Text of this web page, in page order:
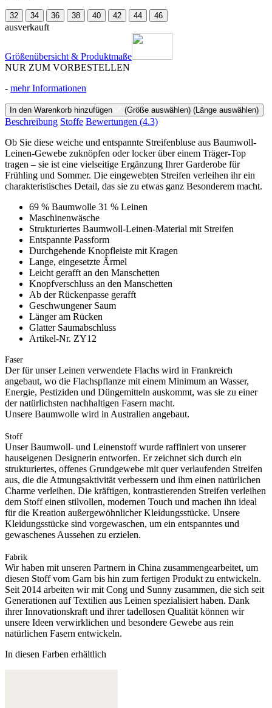
32 34 36 38 40 42 44 46
ausverkauft
Größenübersicht & Produktmaße
NUR ZUM VORBESTELLEN
- mehr Informationen
In den Warenkorb hinzufügen (Größe auswählen) (Länge auswählen)
Beschreibung Stoffe Bewertungen (4.3)
Ob Sie diese weiche und entspannte Streifenbluse aus Baumwoll-
Leinen-Gewebe zuknöpfen oder locker über einem Träger-Top
tragen – sie ist eine vielseitige Ergänzung Ihrer Garderobe für
Frühling und Sommer. Die eingewebten Streifen verleihen ihr ein
charakteristisches Detail, das sie zu etwas ganz Besonderem macht.
69 % Baumwolle 31 % Leinen
Maschinenwäsche
Strukturiertes Baumwoll-Leinen-Material mit Streifen
Entspannte Passform
Durchgehende Knopfleiste mit Kragen
Lange, eingesetzte Ärmel
Leicht gerafft an den Manschetten
Knopfverschluss an den Manschetten
Ab der Rückenpasse gerafft
Geschwungener Saum
Länger am Rücken
Glatter Saumabschluss
Artikel-Nr. ZY12
Faser
Der für unser Leinen verwendete Flachs wird in Frankreich
angebaut, wo die Flachspflanze mit einem Minimum an Wasser,
Energie, Pestiziden und Düngemitteln auskommt, was sie zu einer
der natürlichsten nachhaltigen Fasern macht.
Unsere Baumwolle wird in Australien angebaut.
Stoff
Unser Baumwoll- und Leinenstoff wurde raffiniert von unserer
hauseigenen Designerin entworfen. Er zeichnet sich durch ein
strukturiertes, offenes Grundgewebe mit quer verlaufenden Streifen
aus, die die Atmungsaktivität verbessern und ihm einen natürlichen
Charme verleihen. Die kräftigen, kontrastierenden Streifen verleihen
dem Stoff einen stilvollen, modernen Touch und machen ihn ideal
für die Kreation außergewöhnlicher Kleidungsstücke. Unsere
Kleidungsstücke sind vorgewaschen, um ein entspanntes und
gewaschenes Aussehen zu erzielen.
Fabrik
Wir haben mit unseren Partnern in China zusammengearbeitet, um
diesen Stoff vom Garn bis hin zum fertigen Produkt zu entwickeln.
Seit 2014 arbeiten wir mit Cong und Sunny zusammen, die sich seit
Generationen auf Textilien aus Leinen spezialisiert haben. Dank
ihrer Innovationskraft und ihrer tadellosen Qualität können wir
unsere Ideen verwirklichen und besondere Gewebe aus rein
natürlichen Fasern entwickeln.
In diesen Farben erhältlich